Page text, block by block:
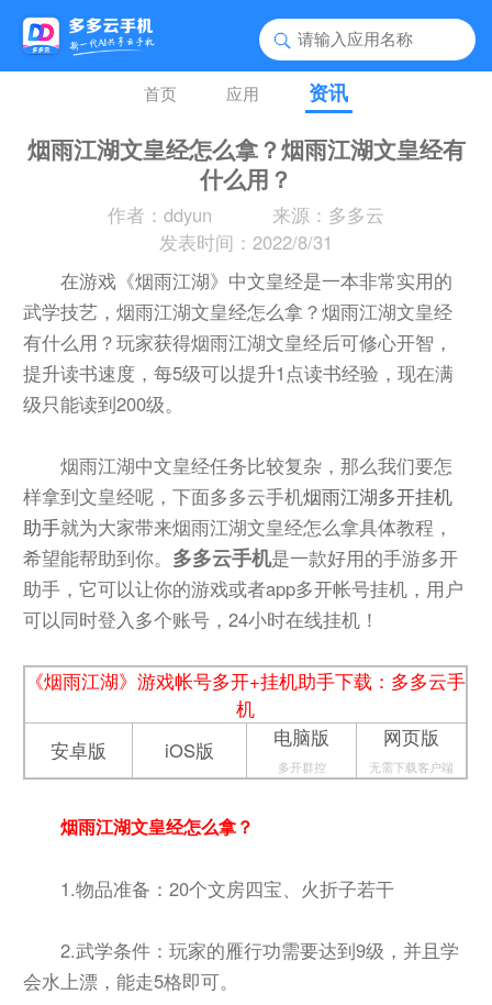
首页 应用 资讯
烟雨江湖文皇经怎么拿？烟雨江湖文皇经有
什么用？
作者：ddyun
来源：多多云
发表时间：2022/8/31
在游戏《烟雨江湖》中文皇经是一本非常实用的
武学技艺，烟雨江湖文皇经怎么拿？烟雨江湖文皇经
有什么用？玩家获得烟雨江湖文皇经后可修心开智，
提升读书速度，每5级可以提升1点读书经验，现在满
级只能读到200级。
烟雨江湖中文皇经任务比较复杂，那么我们要怎
样拿到文皇经呢，下面多多云手机烟雨江湖多开挂机
助手就为大家带来烟雨江湖文皇经怎么拿具体教程，
希望能帮助到你。 多多云手机是一款好用的手游多开
助手，它可以让你的游戏或者app多开帐号挂机，用户
可以同时登入多个账号，24小时在线挂机！
《烟雨江湖》游戏帐号多开+挂机助手下载：多多云手
机
安卓版
iOS版 电脑版
多开群控
网页版
无需下载客户端
烟雨江湖文皇经怎么拿？
1.物品准备：20个文房四宝、火折子若干
2.武学条件：玩家的雁行功需要达到9级，并且学
会水上漂，能走5格即可。